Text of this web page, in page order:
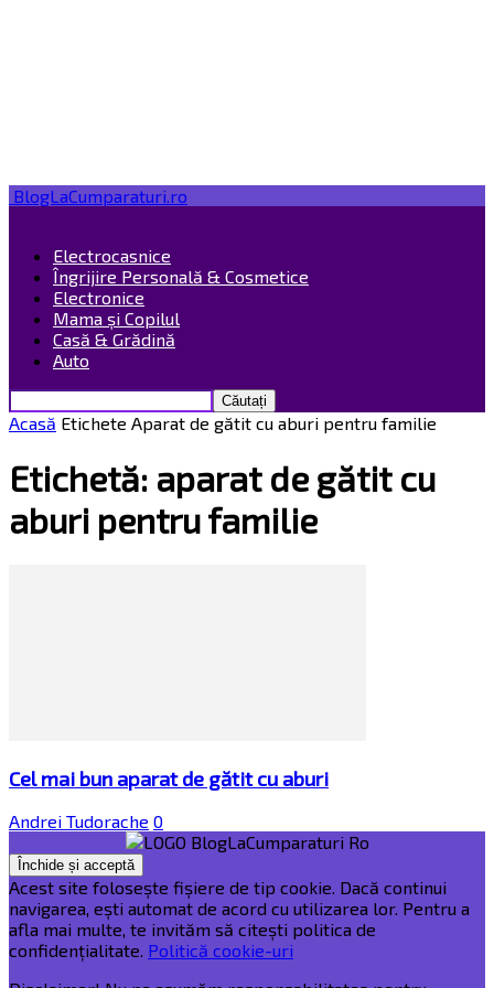
BlogLaCumparaturi.ro
Electrocasnice
Îngrijire Personală & Cosmetice
Electronice
Mama și Copilul
Casă & Grădină
Auto
Acasă Etichete Aparat de gătit cu aburi pentru familie
Etichetă: aparat de gătit cu
aburi pentru familie
Cel mai bun aparat de gătit cu aburi
Andrei Tudorache 0
Acest site folosește fișiere de tip cookie. Dacă continui
navigarea, ești automat de acord cu utilizarea lor. Pentru a
afla mai multe, te invităm să citești politica de
confidențialitate. Politică cookie-uri